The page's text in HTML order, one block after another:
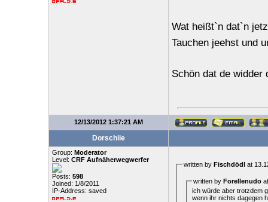
Wat heißt`n dat`n
Tauchen jeehst und
Schön dat de widder
12/13/2012 1:37:21 AM
Dorschiie
Group: Moderator
Level: CRF Aufnäherwegwerfer
Posts: 598
Joined: 1/8/2011
IP-Address: saved
written by Fischdödlat
written byForellenudo
ich würde aber trotzdem
wenn ihr nichts dagegen